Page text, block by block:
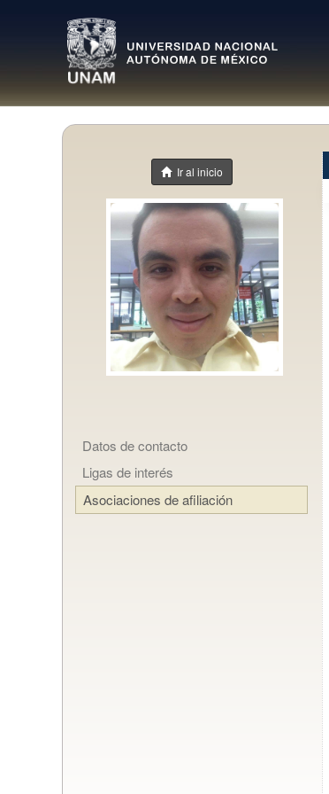
Ir al inicio
Datos de contacto
Ligas de interés
Asociaciones de afiliación